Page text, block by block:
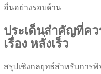
อื่นอย่างรอบด้าน
ประเด็นสำคัญที่ค
เรื่อง หลั่งเร็ว
สรุปเชิงกลยุทธ์สำหรับการ